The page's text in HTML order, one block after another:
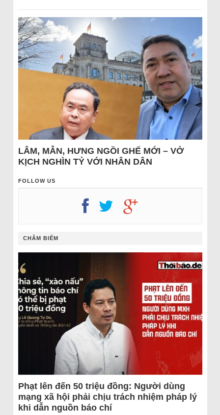
LÂM, MẪN, HƯNG NGỒI GHẾ MỚI – VỞ
KỊCH NGHÌN TỶ VỚI NHÂN DÂN
FOLLOW US
CHÂM BIẾM
Phạt lên đến 50 triệu đồng: Người dùng
mạng xã hội phải chịu trách nhiệm pháp lý
khi dẫn nguồn báo chí